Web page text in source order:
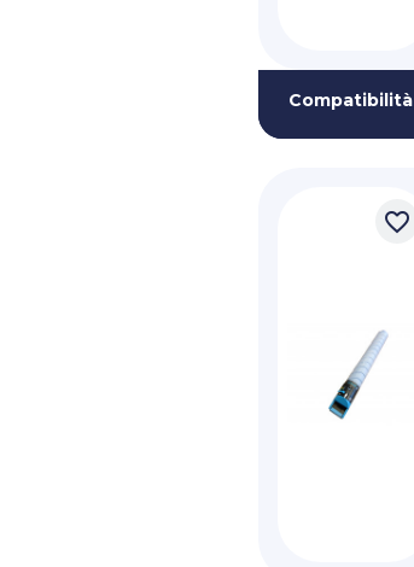
Compatibilità
favorite_border